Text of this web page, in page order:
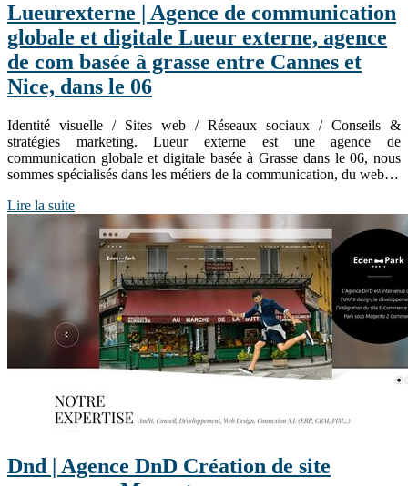
Lueu­rex­ter­ne | Agence de com­munica­tion
globale et digitale Lueur externe, agence
de com basée à grasse entre Cannes et
Nice, dans le 06
Identité visuelle / Sites web / Réseaux sociaux / Conseils &
stratégies marketing. Lueur externe est une agence de
communication globale et digitale basée à Grasse dans le 06, nous
sommes spécialisés dans les métiers de la communication, du web…
Lire la suite
Dnd | Agence DnD Création de site